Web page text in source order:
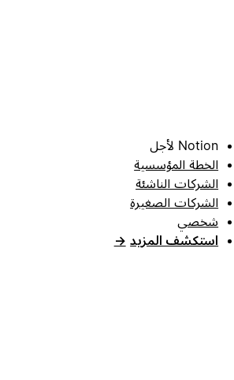
Notion لأجل
الخطة المؤسسية
الشركات الناشئة
الشركات الصغيرة
شخصي
استكشف المزيد →